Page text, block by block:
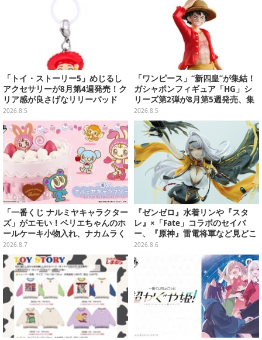
「トイ・ストーリー5」めじるし
アクセサリーが8月第4週発売！ク
リア感が良さげなリリーパッド
や、ジェシーなど全5種ラインナ
ップ
2026.8.5
「ワンピース」“新四皇”が集結！
ガシャポンフィギュア「HG」シ
リーズ第2弾が8月第5週発売、集
めて並べたくなるクオリティ
2026.8.5
「一番くじ ナルミヤキャラクター
ズ」がエモい！ベリエちゃんのホ
ールケーキ小物入れ、ナカムラく
んのマスコットなどがズラリ
2026.8.7
『ゼンゼロ』水着リンや『スタ
レ』×「Fate」コラボのセイバ
ー、『原神』雷電将軍など見どこ
ろ満載！「ワンフェス」に出展の
「HoYoverse」関連フィギュアを
ご紹介【WF2026】
2026.8.6